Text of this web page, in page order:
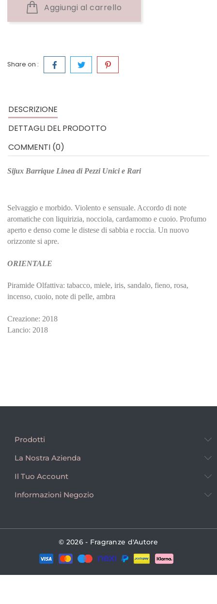
Aggiungi al carrello
Share on :
DESCRIZIONE
DETTAGLI DEL PRODOTTO
COMMENTI (0)
Sijux Barrique Linea di Pezzi Unici e Rari
Selvaggio e morbido. Violento e sensuale. Accordo di note
aromatiche con liquirizia, nocciola, cardamomo e cuoio. Profumo
aperto e denso come le distese di sabbia e roccia. Un nuovo
orizzonte si apre.
ORIENTALE
Piramide Olfattiva: tabacco, miele, iris, sandalo, fieno, rosa,
incenso, cuoio, note di pelle, ambra
Creazione: 2018
Lancio: 2018
Prodotti
La Nostra Azienda
Il Tuo Account
Informazioni Negozio
© 2026 - Fragranze d'Autore